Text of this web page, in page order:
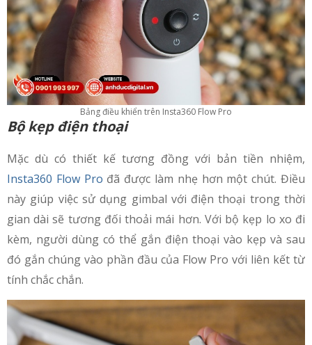
Bảng điều khiển trên Insta360 Flow Pro
Bộ kẹp điện thoại
Mặc dù có thiết kế tương đồng với bản tiền nhiệm,
Insta360 Flow Pro đã được làm nhẹ hơn một chút. Điều
này giúp việc sử dụng gimbal với điện thoại trong thời
gian dài sẽ tương đối thoải mái hơn. Với bộ kẹp lo xo đi
kèm, người dùng có thể gắn điện thoại vào kẹp và sau
đó gắn chúng vào phần đầu của Flow Pro với liên kết từ
tính chắc chắn.